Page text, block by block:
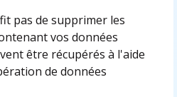
pas de supprimer les
vos données
être récupérés à l'aide
de données